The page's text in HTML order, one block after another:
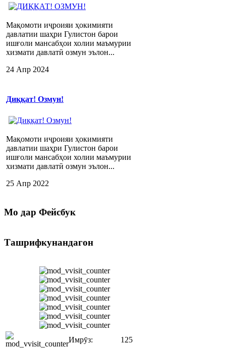
Мақомоти иҷроияи ҳокимияти
давлатии шаҳри Гулистон барои
ишғоли мансабҳои холии маъмурии
хизмати давлатӣ озмун эълон...
24 Апр 2024
Диққат! Озмун!
Мақомоти иҷроияи ҳокимияти
давлатии шаҳри Гулистон барои
ишғоли мансабҳои холии маъмурии
хизмати давлатӣ озмун эълон...
25 Апр 2022
Мо дар Фейсбук
Ташрифкунандагон
Имрӯз:
125